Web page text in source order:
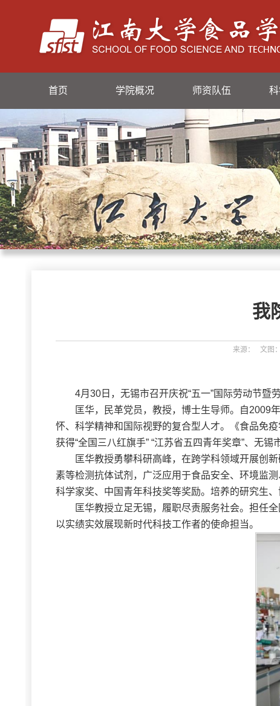
首页 学院概况 师资队伍
我
来源： 文图：
4月30日，无锡市召开庆祝“五一”国际劳动节暨
匡华，民革党员，教授，博士生导师。自2009
怀、科学精神和国际视野的复合型人才。《食品免
获得“全国三八红旗手” “江苏省五四青年奖章”、无
匡华教授勇攀科研高峰，在跨学科领域开展创
素等检测抗体试剂，广泛应用于食品安全、环境监
科学家奖、中国青年科技奖等奖励。培养的研究生
匡华教授立足无锡，履职尽责服务社会。担任
以实绩实效展现新时代科技工作者的使命担当。